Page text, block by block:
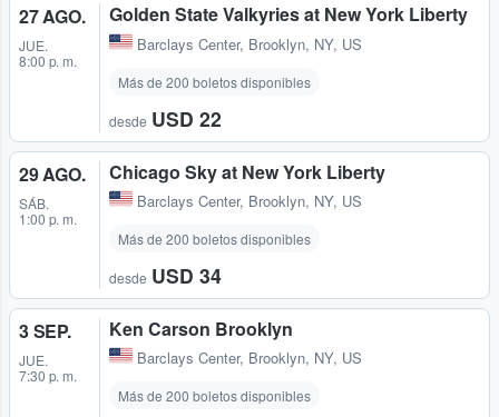
27 AGO.
JUE.
8:00 p. m.
Golden State Valkyries at New York Liberty
Barclays Center, Brooklyn, NY, US
Más de 200 boletos disponibles
desde USD 22
29 AGO.
SÁB.
1:00 p. m.
Chicago Sky at New York Liberty
Barclays Center, Brooklyn, NY, US
Más de 200 boletos disponibles
desde USD 34
3 SEP.
JUE.
7:30 p. m.
Ken Carson Brooklyn
Barclays Center, Brooklyn, NY, US
Más de 200 boletos disponibles